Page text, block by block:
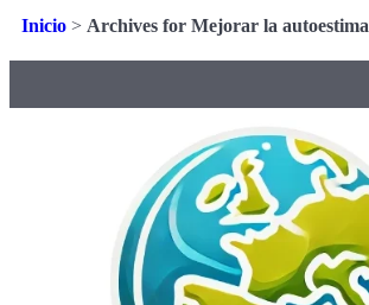
Inicio > Archives for Mejorar la autoestima